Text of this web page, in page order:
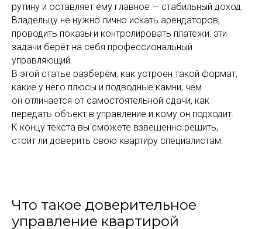
рутину и оставляет ему главное — стабильный доход.
Владельцу не нужно лично искать арендаторов,
проводить показы и контролировать платежи: эти
задачи берёт на себя профессиональный
управляющий.
В этой статье разберём, как устроен такой формат,
какие у него плюсы и подводные камни, чем
он отличается от самостоятельной сдачи, как
передать объект в управление и кому он подходит.
К концу текста вы сможете взвешенно решить,
стоит ли доверить свою квартиру специалистам.
Что такое доверительное
управление квартирой